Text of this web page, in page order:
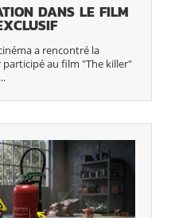
DANS LE FILM
a rencontré la
au film "The killer"